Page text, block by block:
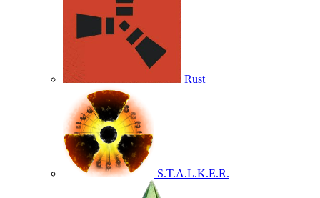
Rust
S.T.A.L.K.E.R.